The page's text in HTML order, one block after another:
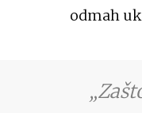
odmah